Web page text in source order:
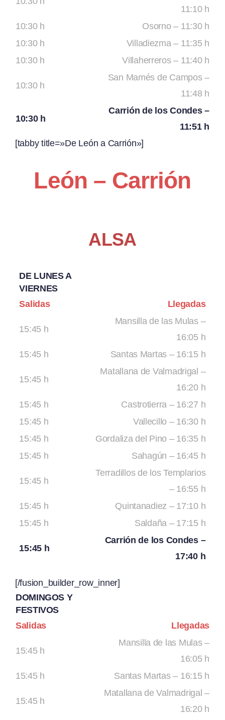
11:10 h
10:30 h
Osorno – 11:30 h
10:30 h
Villadiezma – 11:35 h
10:30 h
Villaherreros – 11:40 h
10:30 h
San Mamés de Campos –
11:48 h
10:30 h
Carrión de los Condes –
11:51 h
[tabby title=»De León a Carrión»]
León – Carrión
ALSA
DE LUNES A
VIERNES
Salidas
Llegadas
15:45 h
Mansilla de las Mulas –
16:05 h
15:45 h
Santas Martas – 16:15 h
15:45 h
Matallana de Valmadrigal –
16:20 h
15:45 h
Castrotierra – 16:27 h
15:45 h
Vallecillo – 16:30 h
15:45 h
Gordaliza del Pino – 16:35 h
15:45 h
Sahagún – 16:45 h
15:45 h
Terradillos de los Templarios
– 16:55 h
15:45 h
Quintanadiez – 17:10 h
15:45 h
Saldaña – 17:15 h
15:45 h
Carrión de los Condes –
17:40 h
[/fusion_builder_row_inner]
DOMINGOS Y
FESTIVOS
Salidas
Llegadas
15:45 h
Mansilla de las Mulas –
16:05 h
15:45 h
Santas Martas – 16:15 h
15:45 h
Matallana de Valmadrigal –
16:20 h